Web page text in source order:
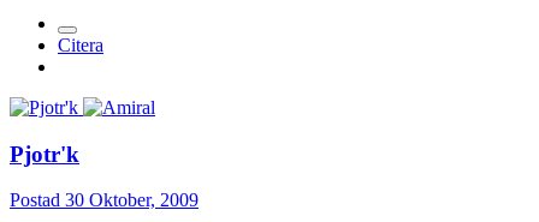
Citera
Pjotr'k
Postad 30 Oktober, 2009